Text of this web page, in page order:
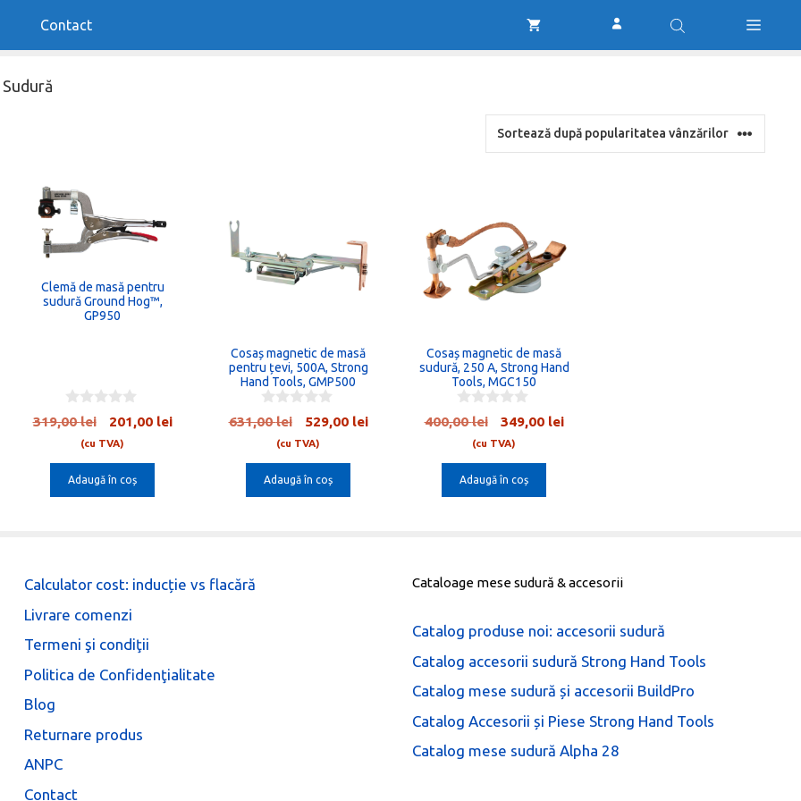
Contact
Clemă de masă pentru
sudură Ground Hog™,
GP950
0
o
f
5
319,00lei
Prețul
inițial
a
fost:
201,00 leiPrețul
(cu TVA)
Adaugă în coș
Cosaș magnetic de masă
pentru țevi, 500A, Strong
Hand Tools, GMP500
0
o
f
5
631,00lei
Prețul
inițial
a
fost:
529,00 leiPrețul
(cu TVA)
Adaugă în coș
Cosaș magnetic de masă
sudură, 250 A, Strong Hand
Tools, MGC150
0
o
f
5
400,00lei
Prețul
inițial
a
fost:
349,00 leiPrețul
(cu TVA)
Adaugă în coș
Calculator cost: inducție vs flacără
Livrare comenzi
Termeni şi condiţii
Politica de Confidenţialitate
Blog
Returnare produs
ANPC
Contact
Cataloage mese sudură & accesorii
Catalog produse noi: accesorii sudură
Catalog accesorii sudură Strong Hand Tools
Catalog mese sudură și accesorii BuildPro
Catalog Accesorii și Piese Strong Hand Tools
Catalog mese sudură Alpha 28